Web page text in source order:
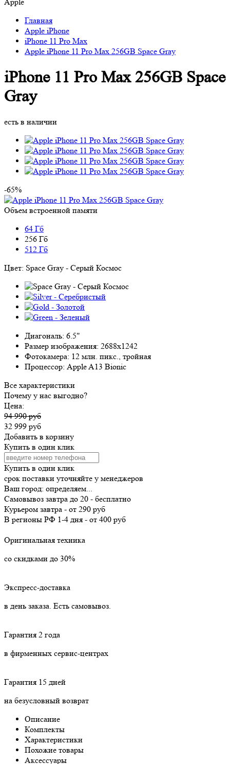
Apple
Главная
Apple iPhone
iPhone 11 Pro Max
Apple iPhone 11 Pro Max 256GB Space Gray
iPhone 11 Pro Max 256GB Space
Gray
есть в наличии
-65%
Объем встроенной памяти
64 Гб
256 Гб
512 Гб
Цвет: Space Gray - Серый Космос
Диагональ: 6.5"
Размер изображения: 2688x1242
Фотокамера: 12 млн. пикс., тройная
Процессор: Apple A13 Bionic
Все характеристики
Почему у нас выгодно?
Цена:
94 990 руб
32 999 руб
Добавить в корзину
Купить в один клик
Купить в один клик
срок поставки уточняйте у менеджеров
Ваш город: определяем...
Самовывоз завтра до 20 - бесплатно
Курьером завтра - от 290 руб
В регионы РФ 1-4 дня - от 400 руб
Оригинальная техника
со скидками до 30%
Экспресс-доставка
в день заказа. Есть самовывоз.
Гарантия 2 года
в фирменных сервис-центрах
Гарантия 15 дней
на безусловный возврат
Описание
Комплекты
Характеристики
Похожие товары
Аксессуары